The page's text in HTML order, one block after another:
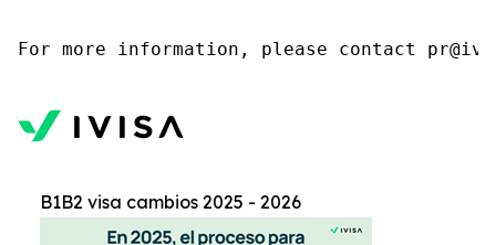
For more information, please contact
B1B2 visa cambios 2025 - 2026